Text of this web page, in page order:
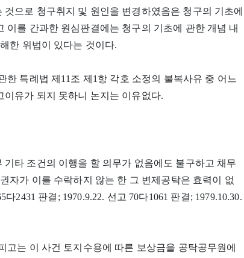
으로 청구취지 및 원인을 변경하였음은 청구의 기초에
이를 간과한 원심판결에는 청구의 기초에 관한 개념 내
한 위법이 있다는 것이다.
한 특례법 제11조 제1항 각호 소정의 불복사유 중 어느
유가 되지 못하니 논지는 이유없다.
타 조건의 이행을 할 의무가 없음에도 불구하고 채무
자가 이를 수락하지 않는 한 그 변제공탁은 효력이 없
2431 판결; 1970.9.22. 선고 70다1061 판결; 1979.10.30.
고는 이 사건 토지수용에 따른 보상금을 공탁공무원에